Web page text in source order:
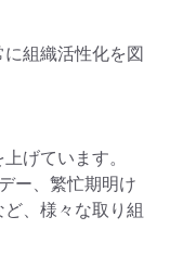
組織活性化を図
げています。
ー、繁忙期明け
、様々な取り組